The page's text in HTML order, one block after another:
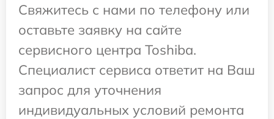
Свяжитесь с нами по телефону или
оставьте заявку на сайте
сервисного центра Toshiba.
Специалист сервиса ответит на Ваш
запрос для уточнения
индивидуальных условий ремонта